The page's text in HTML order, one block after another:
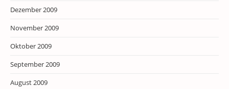
Dezember 2009
November 2009
Oktober 2009
September 2009
August 2009